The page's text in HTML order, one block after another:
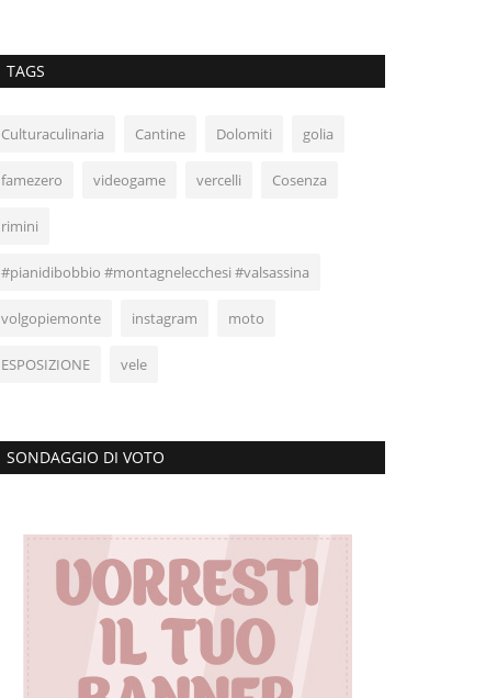
TAGS
Culturaculinaria Cantine Dolomiti golia
famezero videogame vercelli Cosenza
rimini
#pianidibobbio #montagnelecchesi #valsassina
volgopiemonte instagram moto
ESPOSIZIONE vele
SONDAGGIO DI VOTO